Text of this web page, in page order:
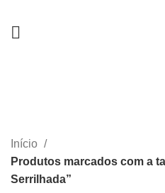
Início
Produtos marcados com a
Serrilhada”